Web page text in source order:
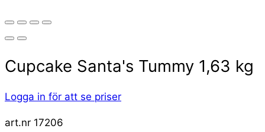
Cupcake Santa's Tummy 1,63 kg
Logga in för att se priser
art.nr 17206